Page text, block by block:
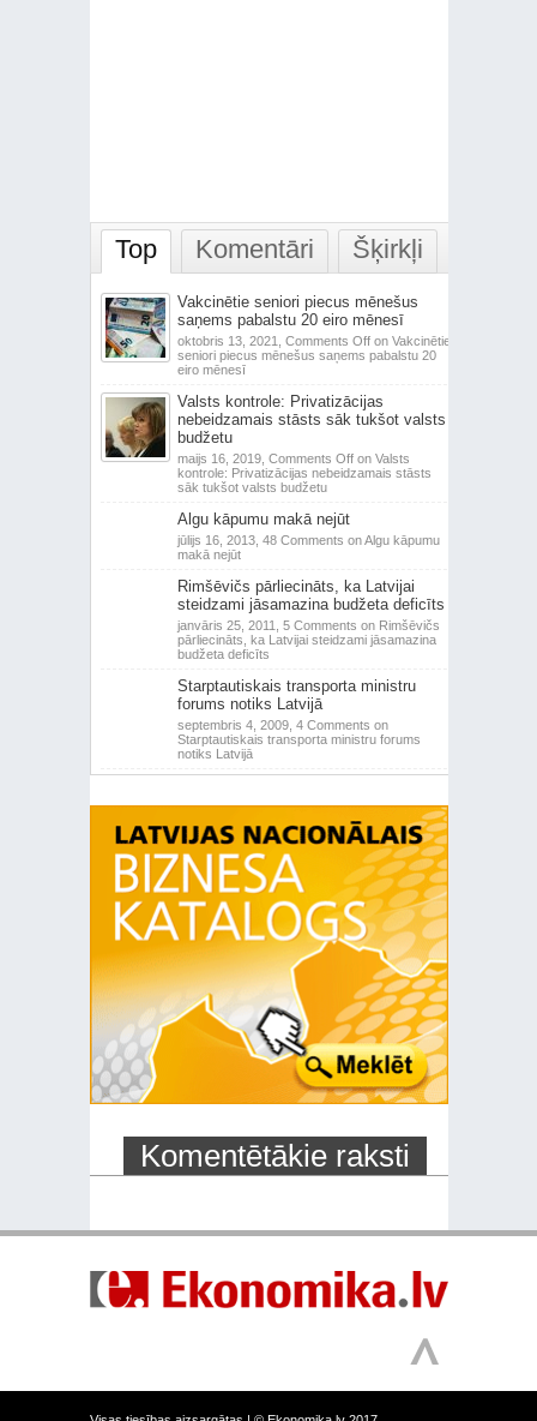
Top Komentāri Šķirkļi
Vakcinētie seniori piecus mēnešus
saņems pabalstu 20 eiro mēnesī
oktobris 13, 2021, Comments Offon Vakcinētie
seniori piecus mēnešus saņems pabalstu 20
eiro mēnesī
Valsts kontrole: Privatizācijas
nebeidzamais stāsts sāk tukšot valsts
budžetu
maijs 16, 2019, Comments Offon Valsts
kontrole: Privatizācijas nebeidzamais stāsts
sāk tukšot valsts budžetu
Algu kāpumu makā nejūt
jūlijs 16, 2013, 48 Comments on Algu kāpumu
makā nejūt
Rimšēvičs pārliecināts, ka Latvijai
steidzami jāsamazina budžeta deficīts
janvāris 25, 2011, 5 Comments on Rimšēvičs
pārliecināts, ka Latvijai steidzami jāsamazina
budžeta deficīts
Starptautiskais transporta ministru
forums notiks Latvijā
septembris 4, 2009, 4 Comments on
Starptautiskais transporta ministru forums
notiks Latvijā
Komentētākie raksti